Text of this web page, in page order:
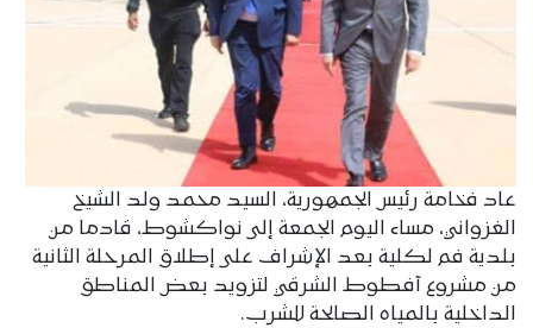
عاد فخامة رئيس الجمهورية، السيد محمد ولد الشيخ
الغزواني، مساء اليوم الجمعة إلى نواكشوط، قادما من
بلدية فم لكلية بعد الإشراف على إطلاق المرحلة الثانية
من مشروع آفطوط الشرقي لتزويد بعض المناطق
الداخلية بالمياه الصالحة للشرب.